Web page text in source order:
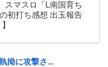
スマスロ「L南国育ち
初打ち感想 出玉報告
拗に攻撃さ...